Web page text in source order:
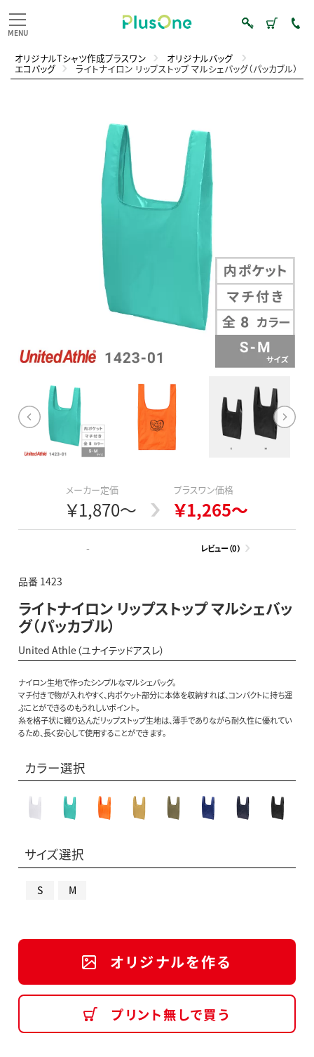
オリジナルTシャツ作成プラスワン オリジナルバッグ
エコバッグ ライトナイロン リップストップ マルシェバッグ（パッカブル）
メーカー定価
￥1,870～
プラスワン価格
￥1,265～
- レビュー（0）
品番 1423
ライトナイロン リップストップ マルシェバッ
グ（パッカブル）
United Athle（ユナイテッドアスレ）
ナイロン生地で作ったシンプルなマルシェバッグ。
マチ付きで物が入れやすく、内ポケット部分に本体を収納すれば、コンパクトに持ち運
ぶことができるのもうれしいポイント。
糸を格子状に織り込んだリップストップ生地は、薄手でありながら耐久性に優れてい
るため、長く安心して使用することができます。
カラー選択
サイズ選択
S M
オリジナルを作る
プリント無しで買う